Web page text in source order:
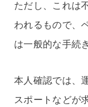
ただし、これは
われるもので、
は一般的な手続
本人確認では、
スポートなどが